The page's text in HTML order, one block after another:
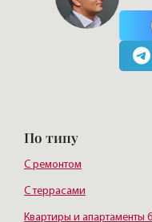
Нажимая на кнопку,
По типу
С ремонтом
С террасами
Квартиры и апартаменты